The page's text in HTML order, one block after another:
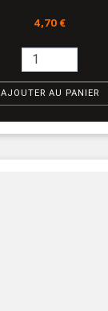
Prix
4,70 €
AJOUTER AU PANIER